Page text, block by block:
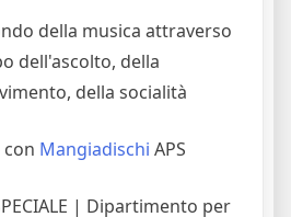
della musica attraverso
dell'ascolto, della
della socialità
Mangiadischi APS
| Dipartimento per